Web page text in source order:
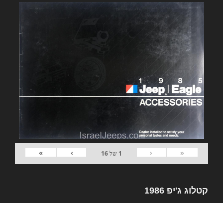
«
‹
1 של16
›
»
קטלוג ג'יפ 1986